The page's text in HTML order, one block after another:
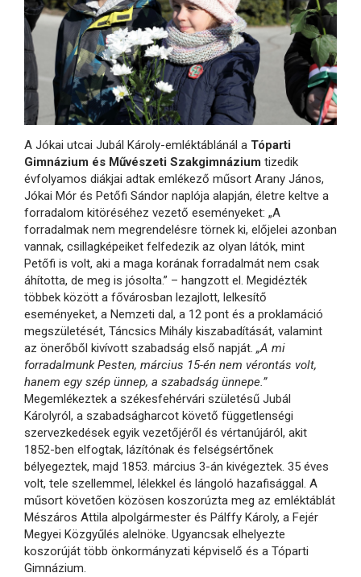
A Jókai utcai Jubál Károly-emléktáblánál a Tóparti
Gimnázium és Művészeti Szakgimnázium tizedik
évfolyamos diákjai adtak emlékező műsort Arany János,
Jókai Mór és Petőfi Sándor naplója alapján, életre keltve a
forradalom kitöréséhez vezető eseményeket: „A
forradalmak nem megrendelésre törnek ki, előjelei azonban
vannak, csillagképeiket felfedezik az olyan látók, mint
Petőfi is volt, aki a maga korának forradalmát nem csak
áhította, de meg is jósolta.” – hangzott el. Megidézték
többek között a fővárosban lezajlott, lelkesítő
eseményeket, a Nemzeti dal, a 12 pont és a proklamáció
megszületését, Táncsics Mihály kiszabadítását, valamint
az önerőből kivívott szabadság első napját. „A mi
forradalmunk Pesten, március 15-én nem vérontás volt,
hanem egy szép ünnep, a szabadság ünnepe.”
Megemlékeztek a székesfehérvári születésű Jubál
Károlyról, a szabadságharcot követő függetlenségi
szervezkedések egyik vezetőjéről és vértanújáról, akit
1852-ben elfogtak, lázítónak és felségsértőnek
bélyegeztek, majd 1853. március 3-án kivégeztek. 35 éves
volt, tele szellemmel, lélekkel és lángoló hazafisággal. A
műsort követően közösen koszorúzta meg az emléktáblát
Mészáros Attila alpolgármester és Pálffy Károly, a Fejér
Megyei Közgyűlés alelnöke. Ugyancsak elhelyezte
koszorúját több önkormányzati képviselő és a Tóparti
Gimnázium.